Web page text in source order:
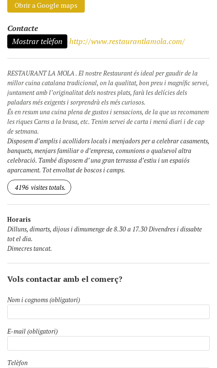
Obrir a Google maps
Contacte
Mostrar telèfon
http://www.restaurantlamola.com/
RESTAURANT LA MOLA . El nostre Restaurant és ideal per gaudir de la
millor cuina catalana tradicional, on la qualitat, bon preu i magnífic servei,
juntament amb l’originalitat dels nostres plats, farà les delícies dels
paladars més exigents i sorprendrà els més curiosos.
És en resum una cuina plena de gustos i sensacions, de la que us recomanem
les riques Carns a la brasa, etc. Tenim servei de carta i menú diari i de cap
de setmana.
Disposem d’amplis i acollidors locals i menjadors per a celebrar casaments,
banquets, menjars familiar o d’empresa, comunions o qualsevol altra
celebració. També disposem d’ una gran terrassa d’estiu i un espaiós
aparcament. Tot envoltat de boscos i camps.
4196 visites totals.
Horaris
Dilluns, dimarts, dijous i dimumenge de 8.30 a 17.30 Divendres i dissabte
tot el dia.
Dimecres tancat.
Vols contactar amb el comerç?
Nom i cognoms (obligatori)
E-mail (obligatori)
Telèfon